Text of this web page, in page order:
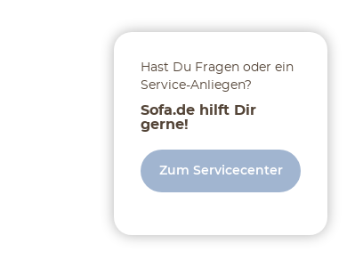
Hast Du Fragen oder ein
Service-Anliegen?
Sofa.de hilft Dir
gerne!
Zum Servicecenter